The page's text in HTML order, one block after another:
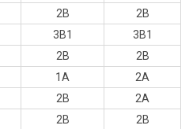
2B
2B
3B1
3B1
2B
2B
1А
2A
2B
2A
2B
2B